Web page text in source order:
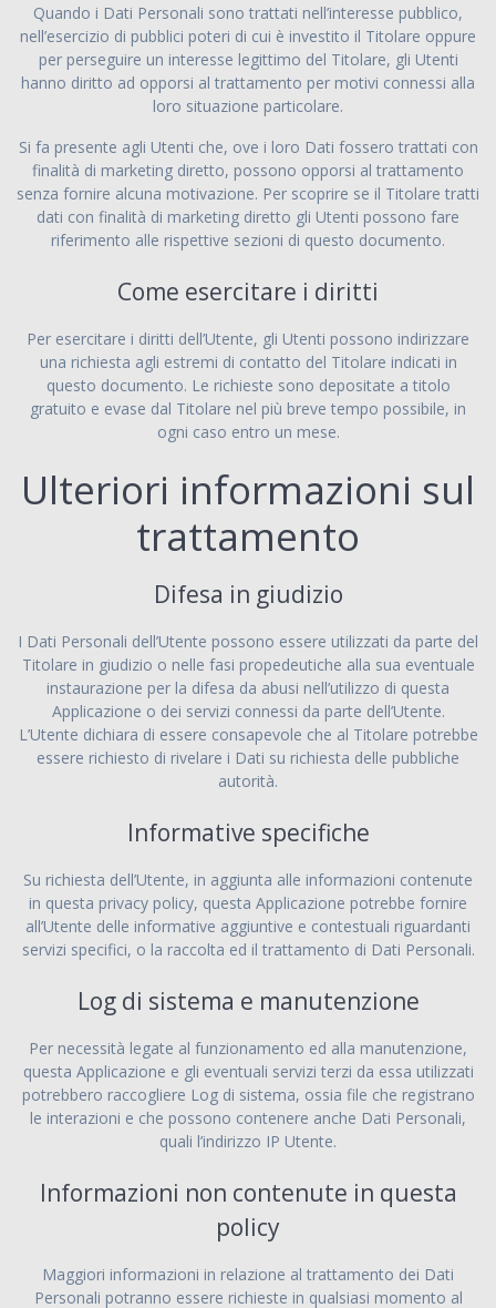
Quando i Dati Personali sono trattati nell’interesse pubblico,
nell’esercizio di pubblici poteri di cui è investito il Titolare oppure
per perseguire un interesse legittimo del Titolare, gli Utenti
hanno diritto ad opporsi al trattamento per motivi connessi alla
loro situazione particolare.
Si fa presente agli Utenti che, ove i loro Dati fossero trattati con
finalità di marketing diretto, possono opporsi al trattamento
senza fornire alcuna motivazione. Per scoprire se il Titolare tratti
dati con finalità di marketing diretto gli Utenti possono fare
riferimento alle rispettive sezioni di questo documento.
Come esercitare i diritti
Per esercitare i diritti dell’Utente, gli Utenti possono indirizzare
una richiesta agli estremi di contatto del Titolare indicati in
questo documento. Le richieste sono depositate a titolo
gratuito e evase dal Titolare nel più breve tempo possibile, in
ogni caso entro un mese.
Ulteriori informazioni sul
trattamento
Difesa in giudizio
I Dati Personali dell’Utente possono essere utilizzati da parte del
Titolare in giudizio o nelle fasi propedeutiche alla sua eventuale
instaurazione per la difesa da abusi nell’utilizzo di questa
Applicazione o dei servizi connessi da parte dell’Utente.
L’Utente dichiara di essere consapevole che al Titolare potrebbe
essere richiesto di rivelare i Dati su richiesta delle pubbliche
autorità.
Informative specifiche
Su richiesta dell’Utente, in aggiunta alle informazioni contenute
in questa privacy policy, questa Applicazione potrebbe fornire
all’Utente delle informative aggiuntive e contestuali riguardanti
servizi specifici, o la raccolta ed il trattamento di Dati Personali.
Log di sistema e manutenzione
Per necessità legate al funzionamento ed alla manutenzione,
questa Applicazione e gli eventuali servizi terzi da essa utilizzati
potrebbero raccogliere Log di sistema, ossia file che registrano
le interazioni e che possono contenere anche Dati Personali,
quali l’indirizzo IP Utente.
Informazioni non contenute in questa
policy
Maggiori informazioni in relazione al trattamento dei Dati
Personali potranno essere richieste in qualsiasi momento al